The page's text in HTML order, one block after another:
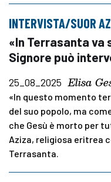
INTERVISTA/SUOR
«In Terrasanta va
Signore può
25_08_2025 Elisa
«In questo momento
del suo popolo, ma
che Gesù è morto per
Aziza, religiosa eritrea
Terrasanta.